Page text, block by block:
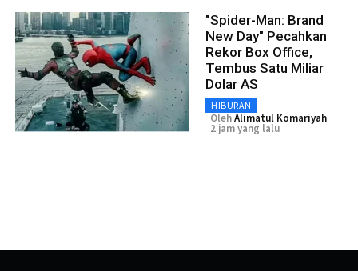
"Spider-Man: Brand
New Day" Pecahkan
Rekor Box Office,
Tembus Satu Miliar
Dolar AS
HIBURAN
OlehAlimatul Komariyah
2 jam yang lalu